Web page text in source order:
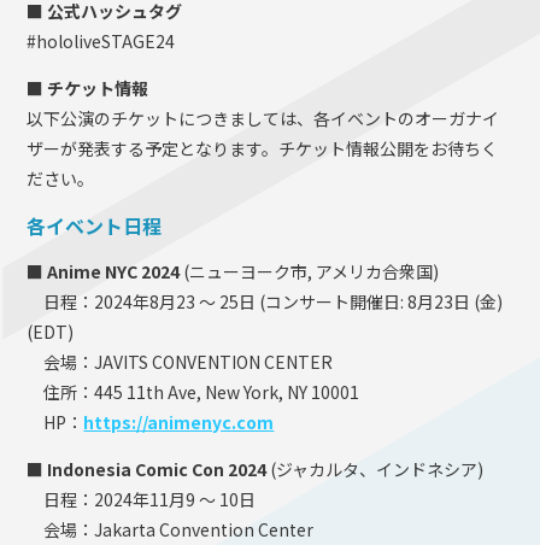
■ 公式ハッシュタグ
#hololiveSTAGE24
■ チケット情報
以下公演のチケットにつきましては、各イベントのオーガナイ
ザーが発表する予定となります。チケット情報公開をお待ちく
ださい。
各イベント日程
■ Anime NYC 2024(ニューヨーク市, アメリカ合衆国)
日程：2024年8月23 ～ 25日 (コンサート開催日: 8月23日 (金)
(EDT)
会場：JAVITS CONVENTION CENTER
住所：445 11th Ave, New York, NY 10001
HP： https://animenyc.com
■ Indonesia Comic Con 2024(ジャカルタ、インドネシア)
日程：2024年11月9 ～ 10日
会場：Jakarta Convention Center